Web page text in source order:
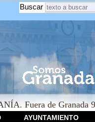
Buscar
Fuera de Granada
AYUNTAMIENTO